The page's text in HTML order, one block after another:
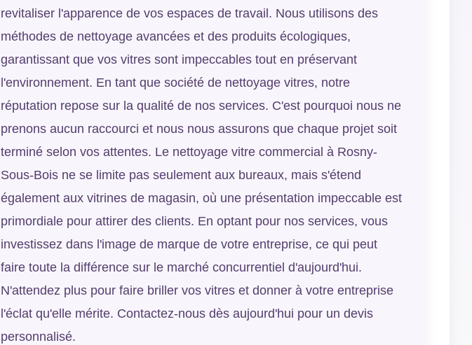
revitaliser l'apparence de vos espaces de travail. Nous utilisons des
méthodes de nettoyage avancées et des produits écologiques,
garantissant que vos vitres sont impeccables tout en préservant
l'environnement. En tant que société de nettoyage vitres, notre
réputation repose sur la qualité de nos services. C'est pourquoi nous ne
prenons aucun raccourci et nous nous assurons que chaque projet soit
terminé selon vos attentes. Le nettoyage vitre commercial à Rosny-
Sous-Bois ne se limite pas seulement aux bureaux, mais s'étend
également aux vitrines de magasin, où une présentation impeccable est
primordiale pour attirer des clients. En optant pour nos services, vous
investissez dans l'image de marque de votre entreprise, ce qui peut
faire toute la différence sur le marché concurrentiel d'aujourd'hui.
N'attendez plus pour faire briller vos vitres et donner à votre entreprise
l'éclat qu'elle mérite. Contactez-nous dès aujourd'hui pour un devis
personnalisé.